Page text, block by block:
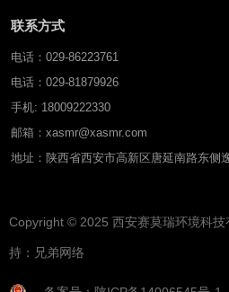
联系方式
电话：029-86223761
电话：029-81879926
手机: 18009222330
邮箱：xasmr@xasmr.com
地址：陕西省西安市高新区唐延南路东侧
Copyright © 2025 西安赛莫瑞环
持： 兄弟网络